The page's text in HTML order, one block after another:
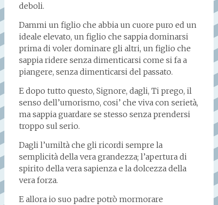
deboli.
Dammi un figlio che abbia un cuore puro ed un
ideale elevato, un figlio che sappia dominarsi
prima di voler dominare gli altri, un figlio che
sappia ridere senza dimenticarsi come si fa a
piangere, senza dimenticarsi del passato.
E dopo tutto questo, Signore, dagli, Ti prego, il
senso dell’umorismo, cosi’ che viva con serietà,
ma sappia guardare se stesso senza prendersi
troppo sul serio.
Dagli l’umiltà che gli ricordi sempre la
semplicità della vera grandezza; l’apertura di
spirito della vera sapienza e la dolcezza della
vera forza.
E allora io suo padre potrò mormorare